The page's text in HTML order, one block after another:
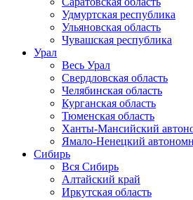
Удмуртская республика
Ульяновская область
Чувашская республика
Урал
Весь Урал
Свердловская область
Челябинская область
Курганская область
Тюменская область
Ханты-Мансийский
Ямало-Ненецкий
Сибирь
Вся Сибирь
Алтайский край
Иркутская область